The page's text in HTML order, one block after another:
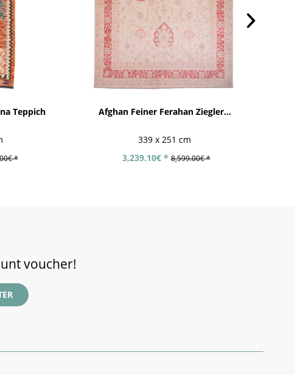
Teppich
*
Afghan Feiner Ferahan Ziegler...
339 x 251 cm
3,239.10€ * 8,599.00€ *
voucher!